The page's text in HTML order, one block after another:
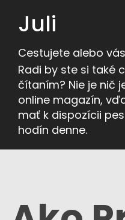
Juli
Cestujete alebo
Radi by ste si také
čítaním? Nie je nič
online magazín,
mať k dispozícii
hodín denne.